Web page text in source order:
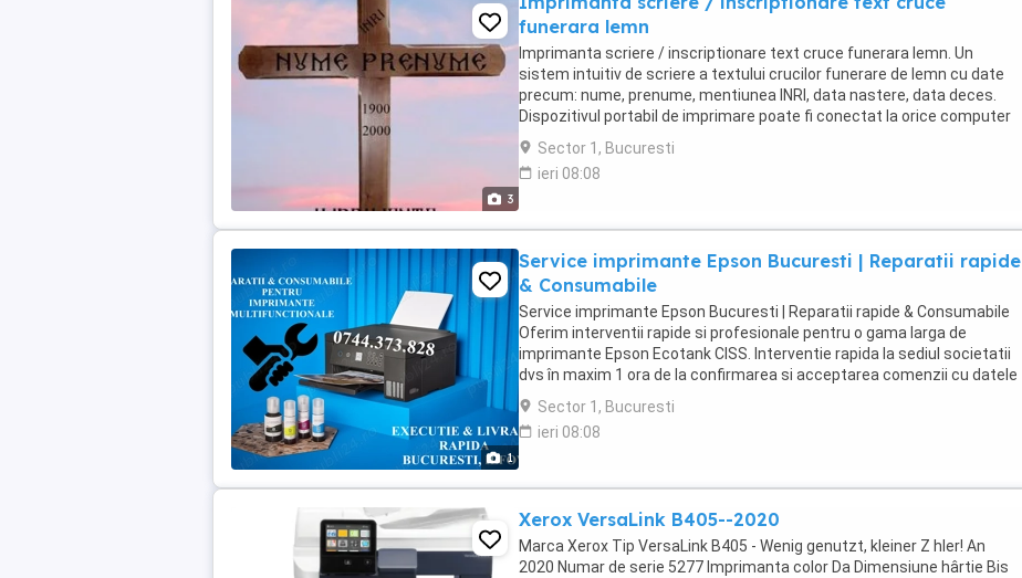
3
funerara lemn
Imprimanta scriere / inscriptionare text cruce funerara lemn. Un
sistem intuitiv de scriere a textului crucilor funerare de lemn cu date
precum: nume, prenume, mentiunea INRI, data nastere, data deces.
Dispozitivul portabil de imprimare poate fi conectat la orice computer
sau laptop. Imprimarea ...
Sector 1, Bucuresti
ieri 08:08
1
Service imprimante Epson Bucuresti | Reparatii rapide
& Consumabile
Service imprimante Epson Bucuresti | Reparatii rapide & Consumabile
Oferim interventii rapide si profesionale pentru o gama larga de
imprimante Epson Ecotank CISS. Interventie rapida la sediul societatii
dvs în maxim 1 ora de la confirmarea si acceptarea comenzii cu datele
pentru facturare, cu livrare ...
Sector 1, Bucuresti
ieri 08:08
Xerox VersaLink B405--2020
Marca Xerox Tip VersaLink B405 - Wenig genutzt, kleiner Z hler! An
2020 Numar de serie 5277 Imprimanta color Da Dimensiune hârtie Bis